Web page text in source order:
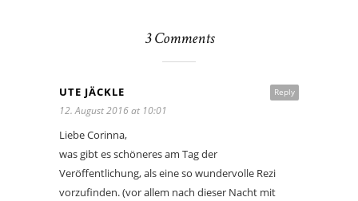
3 Comments
Reply
UTE JÄCKLE
12. August 2016 at 10:01
Liebe Corinna,
was gibt es schöneres am Tag der
Veröffentlichung, als eine so wundervolle Rezi
vorzufinden. (vor allem nach dieser Nacht mit